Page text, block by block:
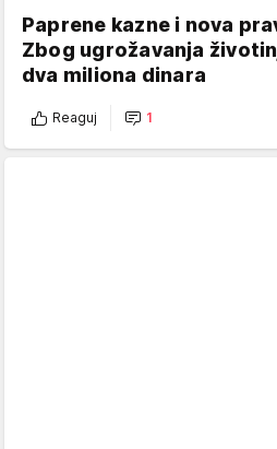
Paprene kazne i nova
Zbog ugrožavanja
dva miliona dinara
Reaguj 1